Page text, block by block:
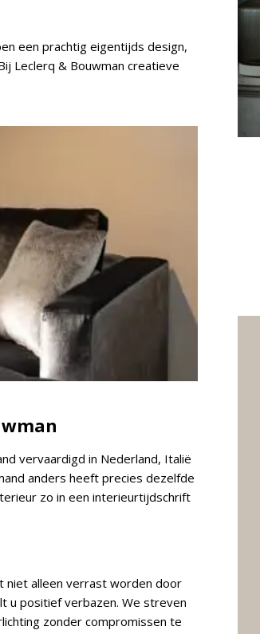
een prachtig eigentijds design,
Leclerq & Bouwman creatieve
vervaardigd in Nederland, Italië
anders heeft precies dezelfde
zo in een interieurtijdschrift
niet alleen verrast worden door
u positief verbazen. We streven
zonder compromissen te